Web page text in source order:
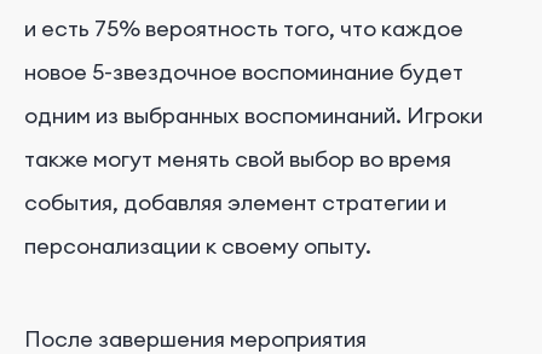
и есть 75% вероятность того, что каждое
новое 5-звездочное воспоминание будет
одним из выбранных воспоминаний. Игроки
также могут менять свой выбор во время
события, добавляя элемент стратегии и
персонализации к своему опыту.
После завершения мероприятия